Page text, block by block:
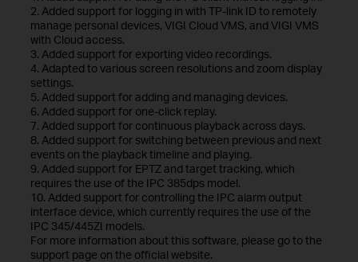
2. Added support for logging in with TP-link ID to remotely
manage personal devices, VIGI Cloud VMS, and VIGI VMS
with Cloud access.
3. Added support for exporting video recordings.
4. Adapted to various screen resolutions and zoom display
settings.
5. Added support for adding and managing devices.
6. Added support for one-click replay.
7. Added support for continuous playback across days.
8. Added support for switching between previous and next
events on the playback timeline and playing.
9. Added support for EPTZ and target tracking, which
requires the use of the IPC 385dps model.
10. Added support for controlling the IPC alarm output
interface device, which currently requires the use of the
IPC 345/445ZI models.
For more information about this software, please go to the
support page on the official website.